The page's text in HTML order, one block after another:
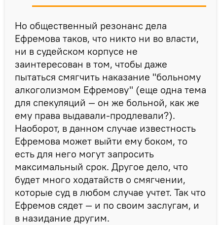
Но общественный резонанс дела
Ефремова таков, что никто ни во власти,
ни в судейском корпусе не
заинтересован в том, чтобы даже
пытаться смягчить наказание "больному
алкоголизмом Ефремову" (еще одна тема
для спекуляций — он же больной, как же
ему права выдавали-продлевали?).
Наоборот, в данном случае известность
Ефремова может выйти ему боком, то
есть для него могут запросить
максимальный срок. Другое дело, что
будет много ходатайств о смягчении,
которые суд в любом случае учтет. Так что
Ефремов сядет — и по своим заслугам, и
в назидание другим.